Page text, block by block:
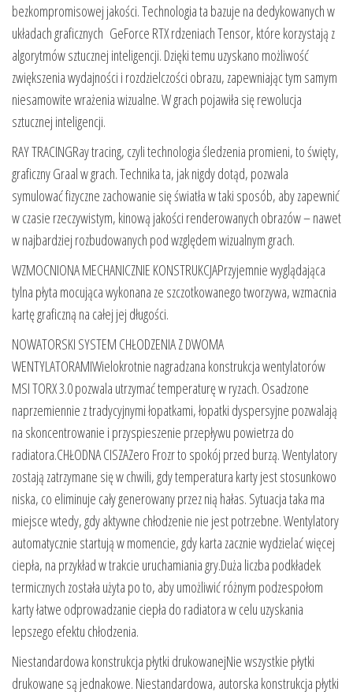
bezkompromisowej jakości. Technologia ta bazuje na dedykowanych w
układach graficznych GeForce RTX rdzeniach Tensor, które korzystają z
algorytmów sztucznej inteligencji. Dzięki temu uzyskano możliwość
zwiększenia wydajności i rozdzielczości obrazu, zapewniając tym samym
niesamowite wrażenia wizualne. W grach pojawiła się rewolucja
sztucznej inteligencji.
RAY TRACINGRay tracing, czyli technologia śledzenia promieni, to święty,
graficzny Graal w grach. Technika ta, jak nigdy dotąd, pozwala
symulować fizyczne zachowanie się światła w taki sposób, aby zapewnić
w czasie rzeczywistym, kinową jakości renderowanych obrazów – nawet
w najbardziej rozbudowanych pod względem wizualnym grach.
WZMOCNIONA MECHANICZNIE KONSTRUKCJAPrzyjemnie wyglądająca
tylna płyta mocująca wykonana ze szczotkowanego tworzywa, wzmacnia
kartę graficzną na całej jej długości.
NOWATORSKI SYSTEM CHŁODZENIA Z DWOMA
WENTYLATORAMIWielokrotnie nagradzana konstrukcja wentylatorów
MSI TORX 3.0 pozwala utrzymać temperaturę w ryzach. Osadzone
naprzemiennie z tradycyjnymi łopatkami, łopatki dyspersyjne pozwalają
na skoncentrowanie i przyspieszenie przepływu powietrza do
radiatora.CHŁODNA CISZAZero Frozr to spokój przed burzą. Wentylatory
zostają zatrzymane się w chwili, gdy temperatura karty jest stosunkowo
niska, co eliminuje cały generowany przez nią hałas. Sytuacja taka ma
miejsce wtedy, gdy aktywne chłodzenie nie jest potrzebne. Wentylatory
automatycznie startują w momencie, gdy karta zacznie wydzielać więcej
ciepła, na przykład w trakcie uruchamiania gry.Duża liczba podkładek
termicznych została użyta po to, aby umożliwić różnym podzespołom
karty łatwe odprowadzanie ciepła do radiatora w celu uzyskania
lepszego efektu chłodzenia.
Niestandardowa konstrukcja płytki drukowanejNie wszystkie płytki
drukowane są jednakowe. Niestandardowa, autorska konstrukcja płytki